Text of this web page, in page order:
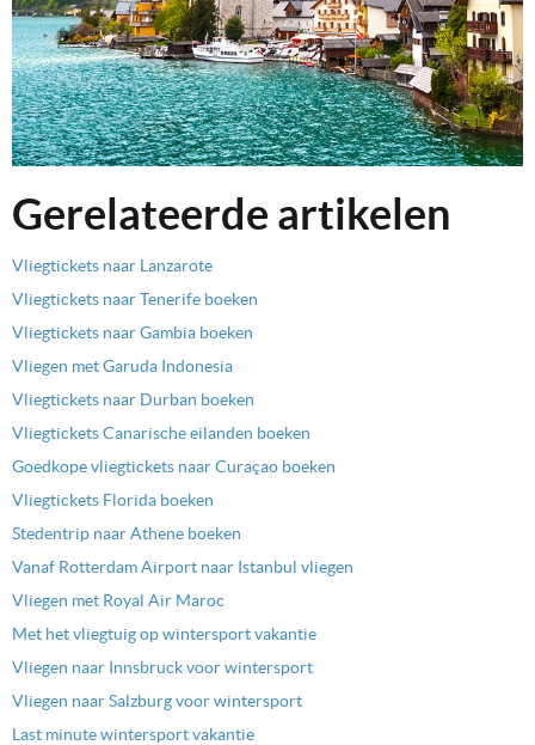
Gerelateerde artikelen
Vliegtickets naar Lanzarote
Vliegtickets naar Tenerife boeken
Vliegtickets naar Gambia boeken
Vliegen met Garuda Indonesia
Vliegtickets naar Durban boeken
Vliegtickets Canarische eilanden boeken
Goedkope vliegtickets naar Curaçao boeken
Vliegtickets Florida boeken
Stedentrip naar Athene boeken
Vanaf Rotterdam Airport naar Istanbul vliegen
Vliegen met Royal Air Maroc
Met het vliegtuig op wintersport vakantie
Vliegen naar Innsbruck voor wintersport
Vliegen naar Salzburg voor wintersport
Last minute wintersport vakantie